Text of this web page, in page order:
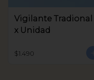
Vigilante Tradional
x Unidad
$1.490